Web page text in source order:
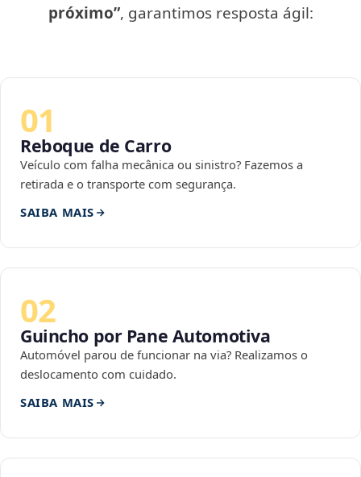
próximo”, garantimos resposta ágil:
01
Reboque de Carro
Veículo com falha mecânica ou sinistro? Fazemos a
retirada e o transporte com segurança.
SAIBA MAIS
02
Guincho por Pane Automotiva
Automóvel parou de funcionar na via? Realizamos o
deslocamento com cuidado.
SAIBA MAIS